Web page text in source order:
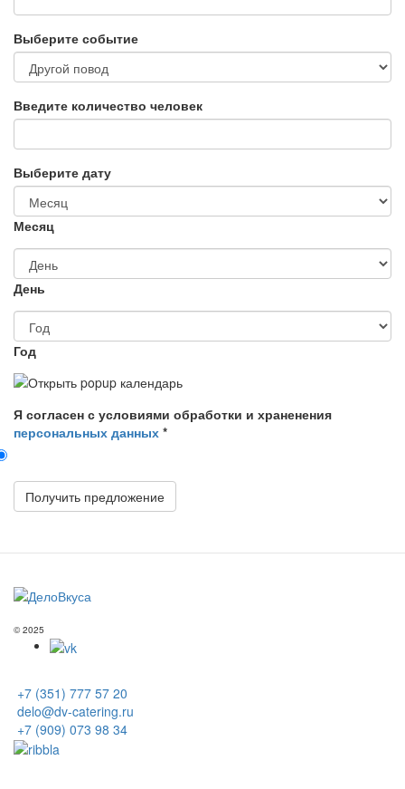
Выберите событие
Введите количество человек
Выберите дату
Месяц
День
Год
Я согласен с условиями обработки и храненения
персональных данных *
Получить предложение
© 2025
+7 (351) 777 57 20
delo@dv-catering.ru
+7 (909) 073 98 34